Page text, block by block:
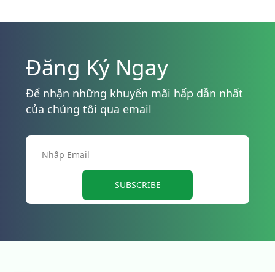
Đăng Ký Ngay
Để nhận những khuyến mãi hấp dẫn nhất
của chúng tôi qua email
SUBSCRIBE